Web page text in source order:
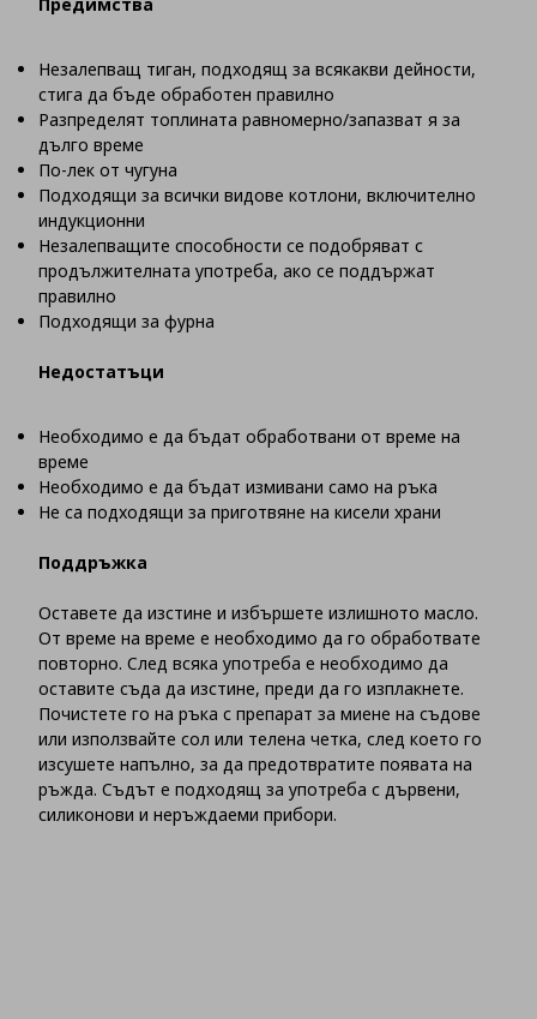
Незалепващ тиган, подходящ за всякакви дейности,
стига да бъде обработен правилно
Разпределят топлината равномерно/запазват я за
дълго време
По-лек от чугуна
Подходящи за всички видове котлони, включително
индукционни
Незалепващите способности се подобряват с
продължителната употреба, ако се поддържат
правилно
Подходящи за фурна
Недостатъци
Необходимо е да бъдат обработвани от време на
време
Необходимо е да бъдат измивани само на ръка
Не са подходящи за приготвяне на кисели храни
Поддръжка
Оставете да изстине и избършете излишното масло.
От време на време е необходимо да го обработвате
повторно. След всяка употреба е необходимо да
оставите съда да изстине, преди да го изплакнете.
Почистете го на ръка с препарат за миене на съдове
или използвайте сол или телена четка, след което го
изсушете напълно, за да предотвратите появата на
ръжда. Съдът е подходящ за употреба с дървени,
силиконови и неръждаеми прибори.